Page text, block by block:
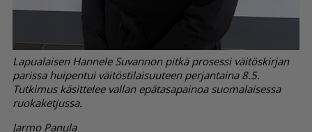
Lapualaisen Hannele Suvannon pitkä prosessi väitöskirjan
parissa huipentui väitöstilaisuuteen perjantaina 8.5.
Tutkimus käsittelee vallan epätasapainoa suomalaisessa
ruokaketjussa.
Jarmo Panula